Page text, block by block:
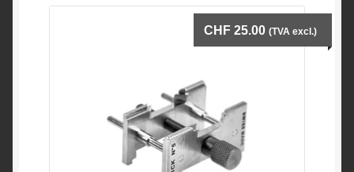
CHF 25.00 (TVA excl.)